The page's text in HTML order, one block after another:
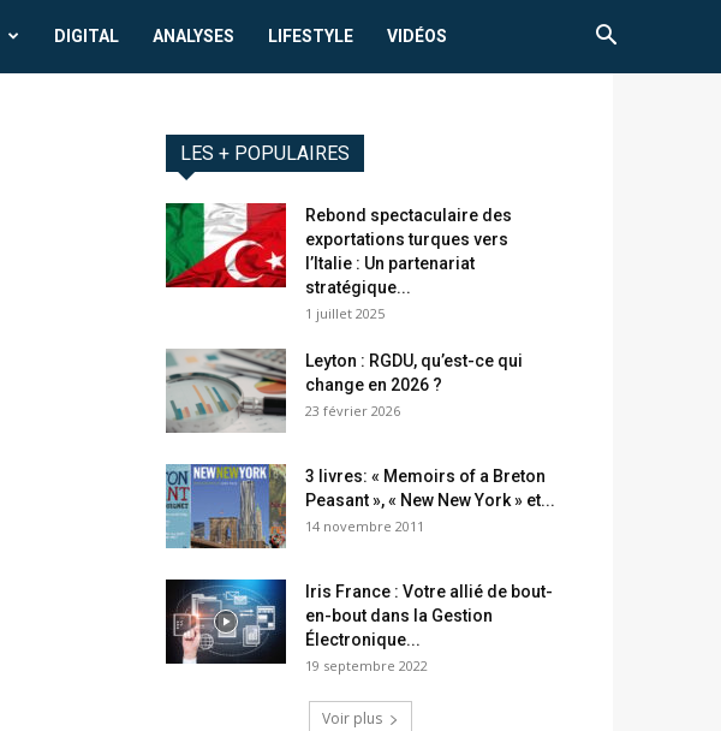
DIGITAL ANALYSES LIFESTYLE VIDÉOS
LES + POPULAIRES
Rebond spectaculaire des
exportations turques vers
l’Italie : Un partenariat
stratégique...
1 juillet 2025
Leyton : RGDU, qu’est-ce qui
change en 2026 ?
23 février 2026
3 livres: « Memoirs of a Breton
Peasant », « New New York » et...
14 novembre 2011
Iris France : Votre allié de bout-
en-bout dans la Gestion
Électronique...
19 septembre 2022
Voir plus